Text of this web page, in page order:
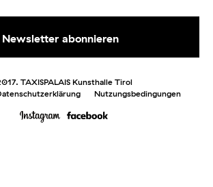
TAXISPALAIS Kunsthalle Tirol
Nutzungsbedingungen